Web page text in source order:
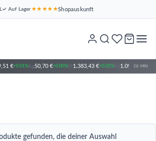
✓ Auf Lager ★★★★★Shopauskunft
€+0.01%Ag50,70 €+0.00%Pt 1.383,43 €+0.01%Pd 1.097,89 €
28 MIN
gefunden, die deiner Auswahl